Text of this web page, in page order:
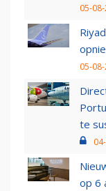
05-
05-
te
op 6